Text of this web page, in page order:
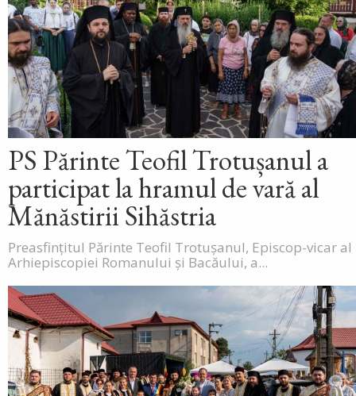
PS Părinte Teofil Trotușanul a
participat la hramul de vară al
Mănăstirii Sihăstria
Preasfințitul Părinte Teofil Trotușanul, Episcop-vicar al
Arhiepiscopiei Romanului și Bacăului, a...